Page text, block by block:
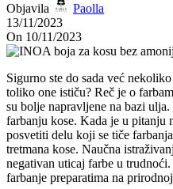
Objavila
Paolla
13/11/2023
On 10/11/2023
Sigurno ste do sada već
toliko one ističu? Reč je o
su bolje napravljene na bazi
farbanju kose. Kada je u pitanju
posvetiti delu koji se tiče
tretmana kose. Naučna
negativan uticaj farbe u
farbanje preparatima na